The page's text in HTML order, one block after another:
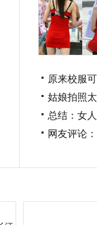
原来校服
姑娘拍照
总结：女
网友评论